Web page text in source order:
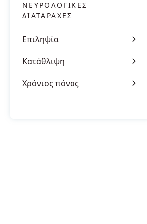
ΝΕΥΡΟΛΟΓΙΚΈΣ
ΔΙΑΤΑΡΑΧΈΣ
Επιληψία
Κατάθλιψη
Χρόνιος πόνος